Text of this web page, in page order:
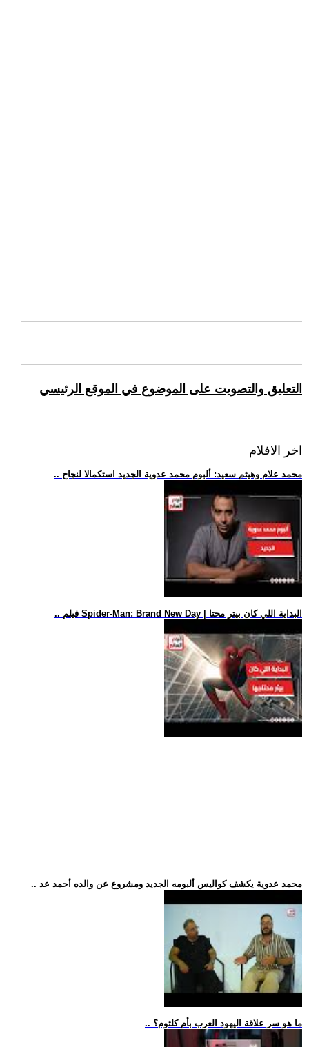
التعليق والتصويت على الموضوع في الموقع الرئيسي
اخر الافلام
.. محمد علام وهيثم سعيد: ألبوم محمد عدوية الجديد استكمالا لنجاح
.. فيلم Spider-Man: Brand New Day | البداية اللي كان بيتر محتا
.. محمد عدوية يكشف كواليس ألبومه الجديد ومشروع عن والده أحمد عد
.. ما هو سر علاقة اليهود العرب بأم كلثوم؟